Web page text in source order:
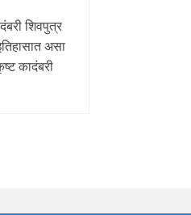
शिवपुत्र
असा
कादंबरी